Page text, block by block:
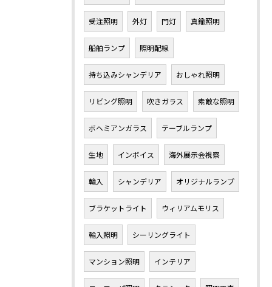
受注照明 外灯 門灯 真鍮照明
船舶ランプ 照明配線
持ち込みシャンデリア おしゃれ照明
リビング照明 吹きガラス 素敵な照明
ボヘミアンガラス テーブルランプ
生地 インボイス 海外展示会視察
輸入 シャンデリア オリジナルランプ
ブラケットライト ウィリアムモリス
輸入照明 シーリングライト
マンション照明 インテリア